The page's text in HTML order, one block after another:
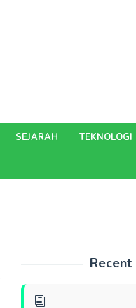
SEJARAH TEKNOLOGI
Recent